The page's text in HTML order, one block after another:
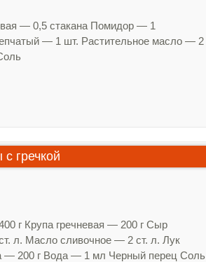
— 0,5 стакана Помидор — 1
— 1 шт. Растительное масло — 2
гречкой
г Крупа гречневая — 200 г Сыр
л. Масло сливочное — 2 ст. л. Лук
— 200 г Вода — 1 мл Черный перец Соль